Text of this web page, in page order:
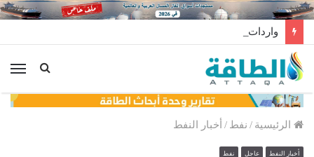
واردات المغرب من الغاز ترتفع 15% في شهر يوليو
الرئيسية / نفط / أخبار النفط
أخبار النفط عاجل نفط